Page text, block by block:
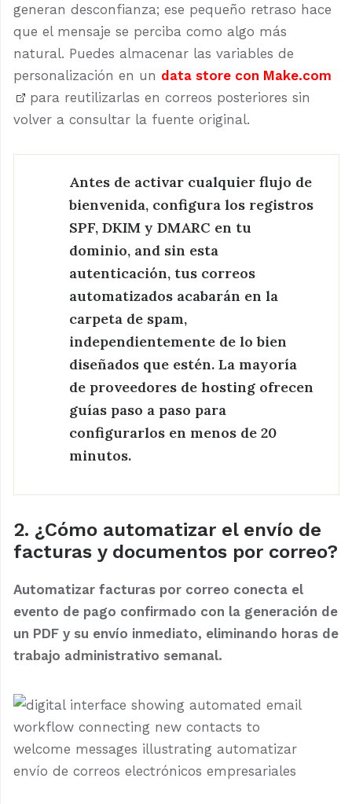
generan desconfianza; ese pequeño retraso hace
que el mensaje se perciba como algo más
natural. Puedes almacenar las variables de
personalización en un data store con Make.com
para reutilizarlas en correos posteriores sin
volver a consultar la fuente original.
Antes de activar cualquier flujo de
bienvenida, configura los registros
SPF, DKIM y DMARC en tu
dominio, and sin esta
autenticación, tus correos
automatizados acabarán en la
carpeta de spam,
independientemente de lo bien
diseñados que estén. La mayoría
de proveedores de hosting ofrecen
guías paso a paso para
configurarlos en menos de 20
minutos.
2. ¿Cómo automatizar el envío de
facturas y documentos por correo?
Automatizar facturas por correo conecta el
evento de pago confirmado con la generación de
un PDF y su envío inmediato, eliminando horas de
trabajo administrativo semanal.